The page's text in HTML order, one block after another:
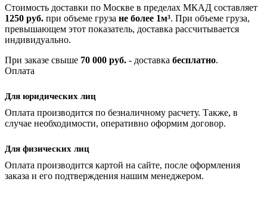
Стоимость доставки по Москве в пределах МКАД составляет
1250 руб. при объеме груза не более 1м³. При объеме груза,
превышающем этот показатель, доставка рассчитывается
индивидуально.
При заказе свыше 70 000 руб. - доставка бесплатно.
Оплата
Для юридических лиц
Оплата производится по безналичному расчету. Также, в
случае необходимости, оперативно оформим договор.
Для физических лиц
Оплата производится картой на сайте, после оформления
заказа и его подтверждения нашим менеджером.